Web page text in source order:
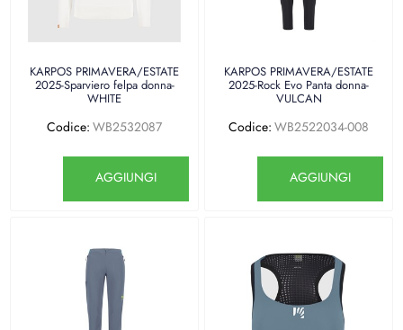
KARPOS PRIMAVERA/ESTATE
2025-Sparviero felpa donna-
WHITE
Codice: WB2532087
AGGIUNGI
KARPOS PRIMAVERA/ESTATE
2025-Rock Evo Panta donna-
VULCAN
Codice: WB2522034-008
AGGIUNGI